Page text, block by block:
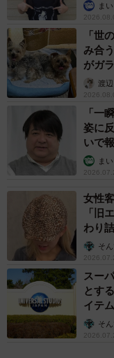
に、”あのお母さん
な。頑張っておしゃ
で、“令和スタイル”
ま
「世
み合
がガ
渡
「一
姿に
いで
す」ま
女性
「旧
わり
勢」そ
スー
とす
イテ
た真
そ